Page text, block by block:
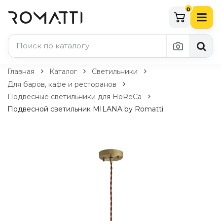
0
Каталог Romatti
Свет и освещение
По типу
Потолочные светильники
Бра и настенные светильники
Главная Каталог
Светильники
Для баров, кафе и ресторанов
Подвесные светильники для HoReCa
Подвесной светильник MILANA by Romatti